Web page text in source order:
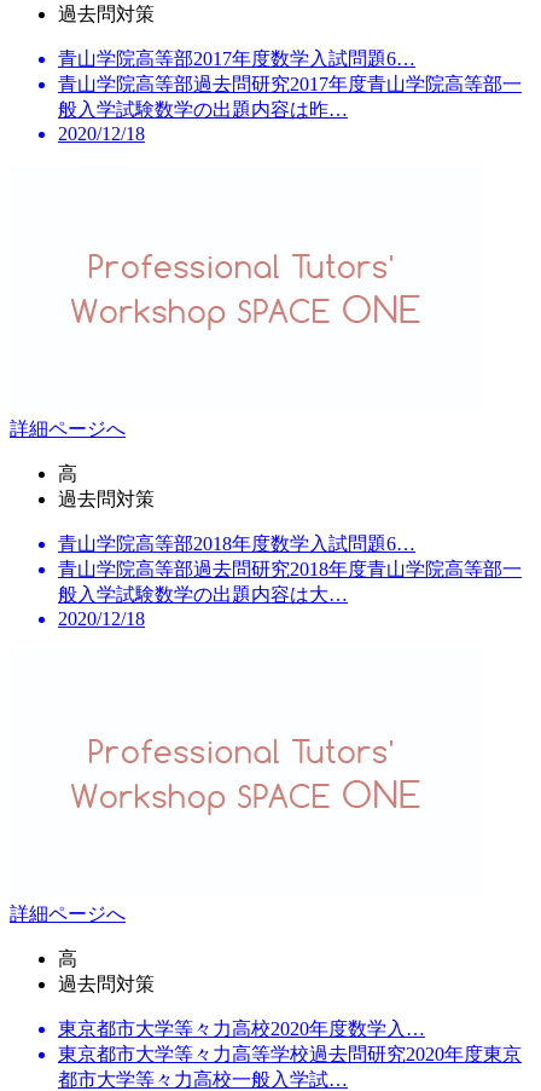
過去問対策
青山学院高等部2017年度数学入試問題6…
青山学院高等部過去問研究2017年度青山学院高等部一
般入学試験数学の出題内容は昨…
2020/12/18
詳細ページへ
高
過去問対策
青山学院高等部2018年度数学入試問題6…
青山学院高等部過去問研究2018年度青山学院高等部一
般入学試験数学の出題内容は大…
2020/12/18
詳細ページへ
高
過去問対策
東京都市大学等々力高校2020年度数学入…
東京都市大学等々力高等学校過去問研究2020年度東京
都市大学等々力高校一般入学試…